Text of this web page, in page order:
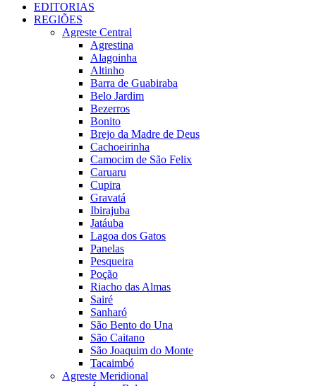
EDITORIAS
REGIÕES
Agreste Central
Agrestina
Alagoinha
Altinho
Barra de Guabiraba
Belo Jardim
Bezerros
Bonito
Brejo da Madre de Deus
Cachoeirinha
Camocim de São Felix
Caruaru
Cupira
Gravatá
Ibirajuba
Jatáuba
Lagoa dos Gatos
Panelas
Pesqueira
Poção
Riacho das Almas
Sairé
Sanharó
São Bento do Una
São Caitano
São Joaquim do Monte
Tacaimbó
Agreste Meridional